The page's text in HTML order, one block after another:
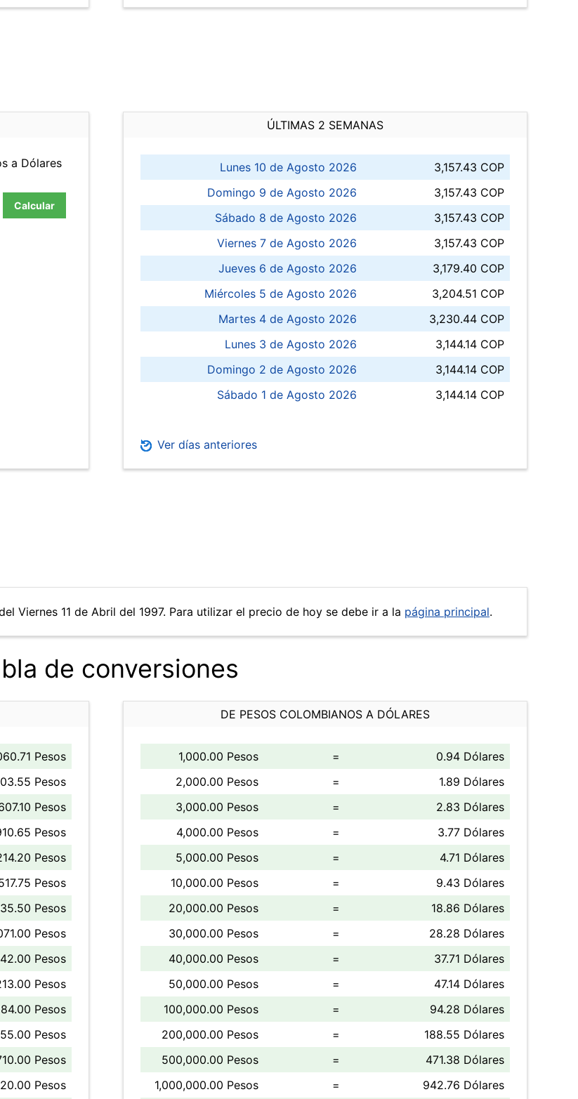
a Dólares
Calcular
ÚLTIMAS 2 SEMANAS
Lunes 10 de Agosto 2026
3,157.43 COP
Domingo 9 de Agosto 2026
3,157.43 COP
Sábado 8 de Agosto 2026
3,157.43 COP
Viernes 7 de Agosto 2026
3,157.43 COP
Jueves 6 de Agosto 2026
3,179.40 COP
Miércoles 5 de Agosto 2026
3,204.51 COP
Martes 4 de Agosto 2026
3,230.44 COP
Lunes 3 de Agosto 2026
3,144.14 COP
Domingo 2 de Agosto 2026
3,144.14 COP
Sábado 1 de Agosto 2026
3,144.14 COP
Ver días anteriores
Viernes 11 de Abril del 1997. Para utilizar el precio de hoy se debe ir a la página principal.
de conversiones
Pesos
Pesos
Pesos
Pesos
Pesos
Pesos
Pesos
Pesos
Pesos
Pesos
Pesos
Pesos
Pesos
Pesos
DE PESOS COLOMBIANOS A DÓLARES
1,000.00 Pesos =
0.94 Dólares
2,000.00 Pesos
=
1.89 Dólares
3,000.00 Pesos
=
2.83 Dólares
4,000.00 Pesos
=
3.77 Dólares
5,000.00 Pesos
=
4.71 Dólares
10,000.00 Pesos
=
9.43 Dólares
20,000.00 Pesos
=
18.86 Dólares
30,000.00 Pesos
=
28.28 Dólares
40,000.00 Pesos
=
37.71 Dólares
50,000.00 Pesos
=
47.14 Dólares
100,000.00 Pesos
=
94.28 Dólares
200,000.00 Pesos
=
188.55 Dólares
500,000.00 Pesos
=
471.38 Dólares
1,000,000.00 Pesos
= 942.76 Dólares